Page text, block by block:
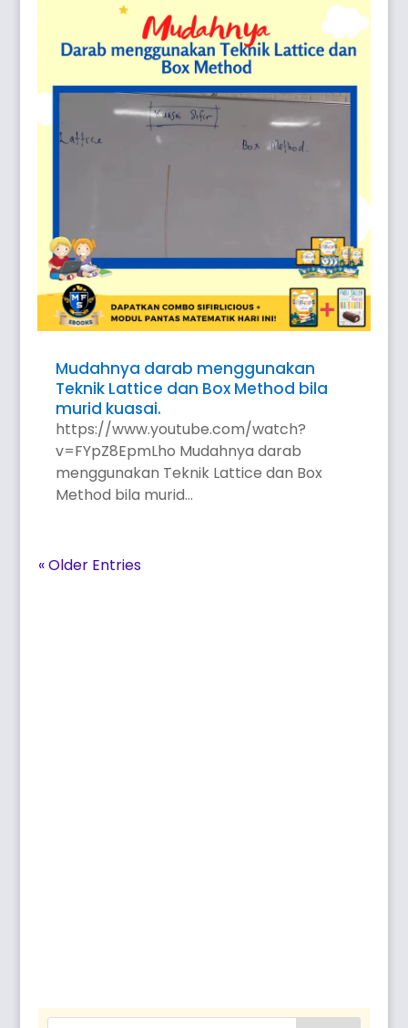
Mudahnya darab menggunakan
Teknik Lattice dan Box Method bila
murid kuasai.
https://www.youtube.com/watch?
v=FYpZ8EpmLho Mudahnya darab
menggunakan Teknik Lattice dan Box
Method bila murid...
« Older Entries